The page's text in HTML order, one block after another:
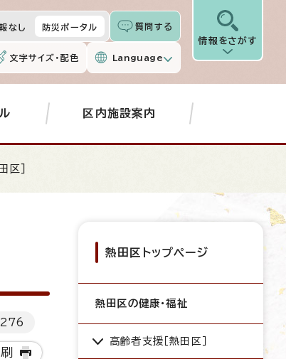
なし 防災ポータル 質問する
文字サイズ・配色 Language
情報をさがす
区内施設案内
］
熱田区トップページ
熱田区の健康・福祉
高齢者支援［熱田区］